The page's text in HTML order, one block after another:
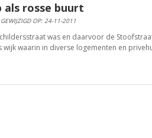
als rosse buurt
GEWIJZIGD OP: 24-11-2011
was en daarvoor de
waarin in diverse logementen en